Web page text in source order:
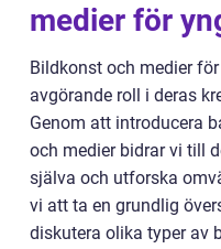
medier för
Bildkonst och medier
avgörande roll i deras
Genom att introducera
och medier bidrar vi till
själva och utforska
vi att ta en grundlig
diskutera olika typer av